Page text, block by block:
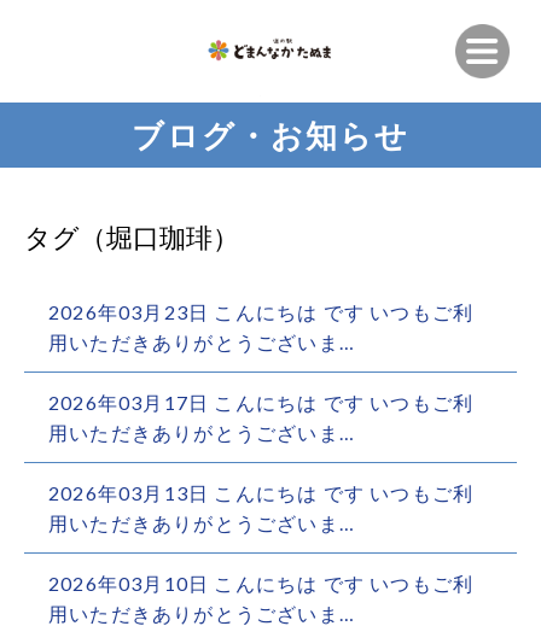
ブログ・お知らせ
タグ（堀口珈琲）
2026年03月23日 こんにちは︎ です️ いつもご利
用いただきありがとうございま…
2026年03月17日 こんにちは︎ です️ いつもご利
用いただきありがとうございま…
2026年03月13日 こんにちは︎ です️ いつもご利
用いただきありがとうございま…
2026年03月10日 こんにちは︎ です️ いつもご利
用いただきありがとうございま…